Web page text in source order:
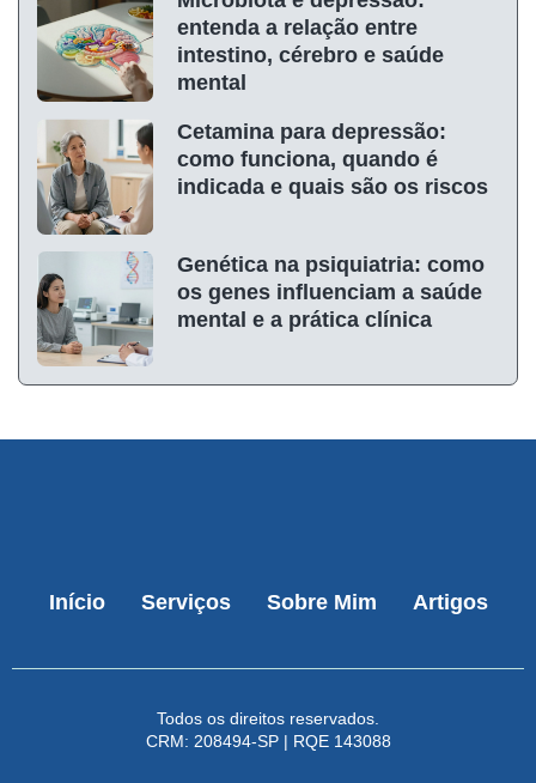
entenda a relação entre
intestino, cérebro e saúde
mental
Cetamina para depressão:
como funciona, quando é
indicada e quais são os riscos
Genética na psiquiatria: como
os genes influenciam a saúde
mental e a prática clínica
Início Serviços Sobre Mim Artigos
Todos os direitos reservados.
CRM: 208494-SP | RQE 143088